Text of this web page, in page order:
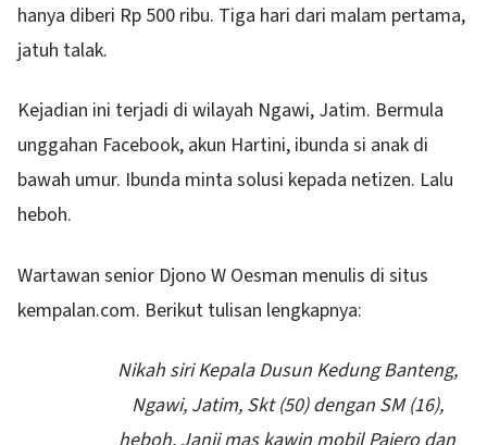
hanya diberi Rp 500 ribu. Tiga hari dari malam pertama,
jatuh talak.
Kejadian ini terjadi di wilayah Ngawi, Jatim. Bermula
unggahan Facebook, akun Hartini, ibunda si anak di
bawah umur. Ibunda minta solusi kepada netizen. Lalu
heboh.
Wartawan senior Djono W Oesman menulis di situs
kempalan.com. Berikut tulisan lengkapnya:
Nikah siri Kepala Dusun Kedung Banteng,
Ngawi, Jatim, Skt (50) dengan SM (16),